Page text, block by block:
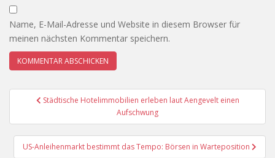
Name, E-Mail-Adresse und Website in diesem Browser für
meinen nächsten Kommentar speichern.
Beitragsnavigation
Städtische Hotelimmobilien erleben laut Aengevelt einen
Aufschwung
US-Anleihenmarkt bestimmt das Tempo: Börsen in Warteposition